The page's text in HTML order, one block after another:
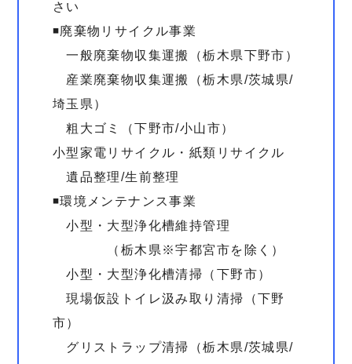
さい
◾️廃棄物リサイクル事業
一般廃棄物収集運搬（栃木県下野市）
産業廃棄物収集運搬（栃木県/茨城県/
埼玉県）
粗大ゴミ（下野市/小山市）
小型家電リサイクル・紙類リサイクル
遺品整理/生前整理
◾️環境メンテナンス事業
小型・大型浄化槽維持管理
（栃木県※宇都宮市を除く）
小型・大型浄化槽清掃（下野市）
現場仮設トイレ汲み取り清掃（下野
市）
グリストラップ清掃（栃木県/茨城県/